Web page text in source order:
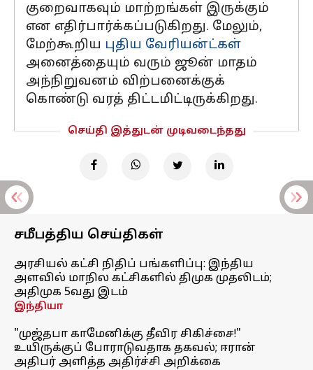
குறைவாகவும் மாற்றங்கள் இருக்கும்
என எதிர்பார்க்கப்படுகிறது. மேலும்,
மேற்கூறிய புதிய வேரியன்ட்கள்
அனைத்தையும் வரும் ஜூன் மாதம்
அந்நிறுவனம் விற்பனைக்குக்
கொண்டு வரத் திட்டமிட்டிருக்கிறது.
செய்தி இத்துடன் முடிவடைந்தது
சமீபத்திய செய்திகள்
அரசியல் கட்சி நிதிப் பங்களிப்பு: இந்திய
அளவில் மாநில கட்சிகளில் திமுக முதலிடம்;
அதிமுக 5வது இடம்
இந்தியா
"முஜ்தபா காமேனிக்கு தீவிர சிகிச்சை!"
உயிருக்குப் போராடுவதாக தகவல்; ஈரான்
அதிபர் அளித்த அதிர்ச்சி அறிக்கை